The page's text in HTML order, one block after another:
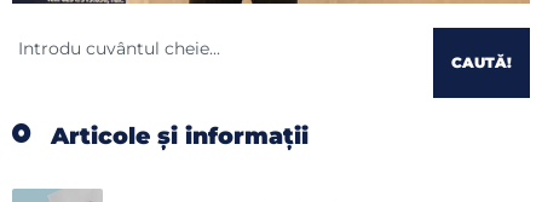
CAUTĂ!
Articole și informații